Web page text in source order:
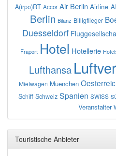
A(irpo)RT Accor Air Berlin Airline
Berlin Bilanz Billigflieger
Duesseldorf
Fraport Hotel Hotellerie
Lufthansa
Mietwagen Muenchen
Schiff Schweiz Spanien SWISS
Veranstalter
Touristische Anbieter